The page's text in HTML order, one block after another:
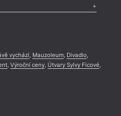
vychází, Mauzoleum, Divadlo,
, Výroční ceny, Útvary Sylvy Ficové,